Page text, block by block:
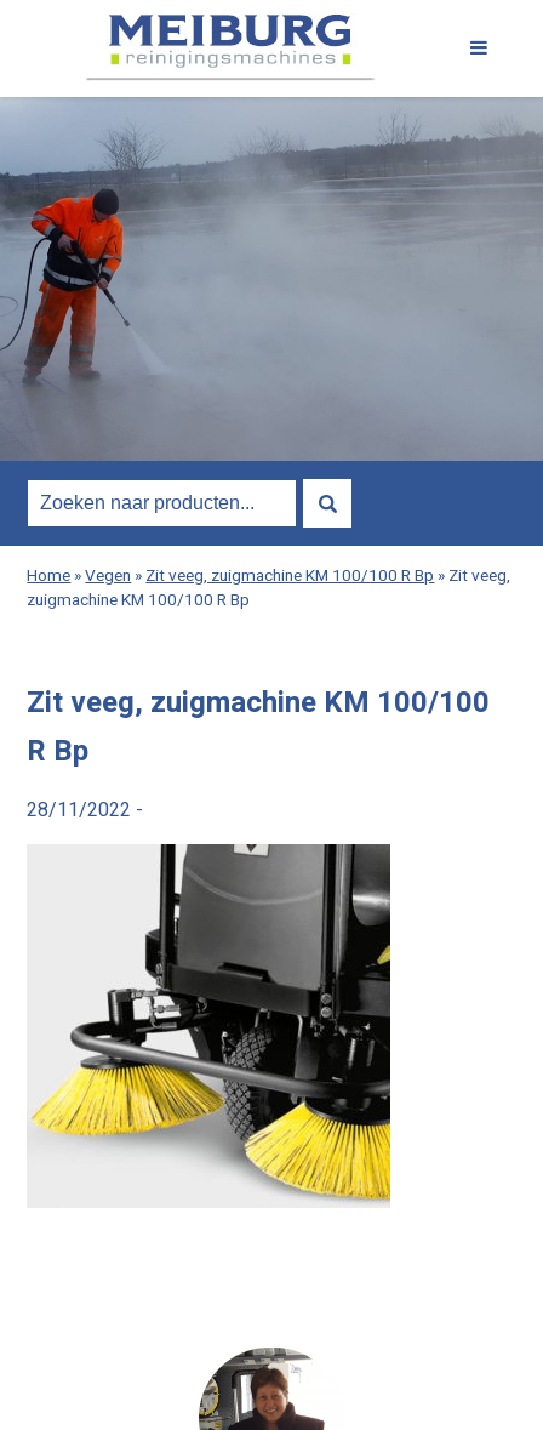
Home»Vegen»Zit veeg, zuigmachine KM 100/100 R Bp» Zit veeg,
zuigmachine KM 100/100 R Bp
Zit veeg, zuigmachine KM 100/100
R Bp
28/11/2022 -